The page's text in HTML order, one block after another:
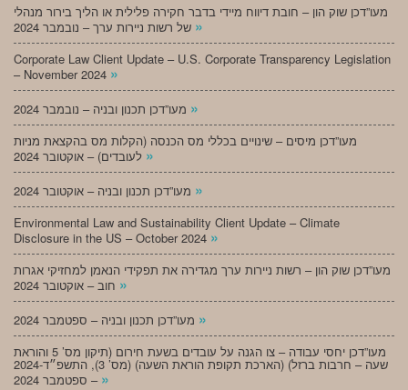
מעו”דכן שוק הון – חובת דיווח מיידי בדבר חקירה פלילית או הליך בירור מנהלי
»
Corporate Law Client Update – U.S. Corporate Transparency Legislation
– November 2024 »
»
מעו”דכן מיסים – שינויים בכללי מס הכנסה (הקלות מס בהקצאת מניות
»
»
Environmental Law and Sustainability Client Update – Climate
Disclosure in the US – October 2024 »
מעו”דכן שוק הון – רשות ניירות ערך מגדירה את תפקידי הנאמן למחזיקי אגרות
»
»
מעו”דכן יחסי עבודה – צו הגנה על עובדים בשעת חירום (תיקון מס’ 5 והוראת
שעה – חרבות ברזל) (הארכת תקופת הוראת השעה) (מס’ 3), התשפ״ד-2024
– ספטמבר 2024 »